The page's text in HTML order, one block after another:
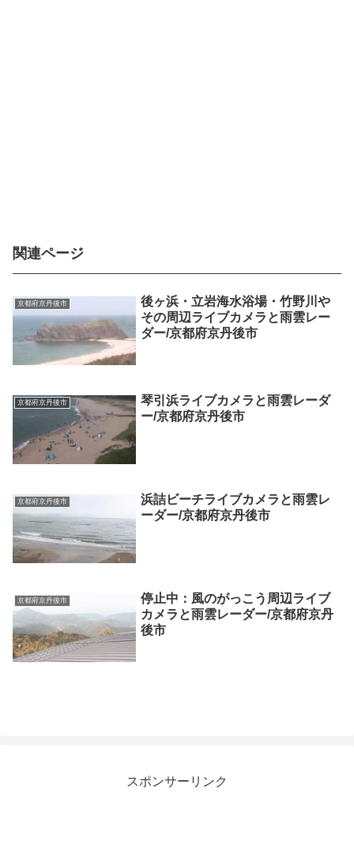
関連ページ
京都府京丹後市
後ヶ浜・立岩海水浴場・竹野川や
その周辺ライブカメラと雨雲レー
ダー/京都府京丹後市
京都府京丹後市
琴引浜ライブカメラと雨雲レーダ
ー/京都府京丹後市
京都府京丹後市
浜詰ビーチライブカメラと雨雲レ
ーダー/京都府京丹後市
京都府京丹後市
停止中：風のがっこう周辺ライブ
カメラと雨雲レーダー/京都府京丹
後市
スポンサーリンク